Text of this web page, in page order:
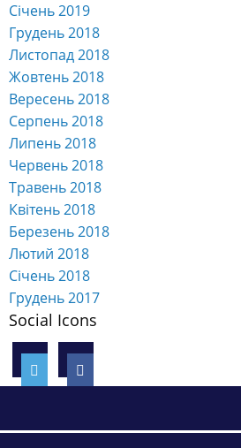
Січень 2019
Грудень 2018
Листопад 2018
Жовтень 2018
Вересень 2018
Серпень 2018
Липень 2018
Червень 2018
Травень 2018
Квітень 2018
Березень 2018
Лютий 2018
Січень 2018
Грудень 2017
Social Icons